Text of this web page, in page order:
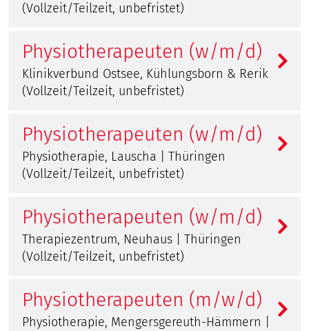
(Vollzeit/Teilzeit, unbefristet)
Physiotherapeuten (w/m/d)
Klinikverbund Ostsee, Kühlungsborn & Rerik
(Vollzeit/Teilzeit, unbefristet)
Physiotherapeuten (w/m/d)
Physiotherapie, Lauscha | Thüringen
(Vollzeit/Teilzeit, unbefristet)
Physiotherapeuten (w/m/d)
Therapiezentrum, Neuhaus | Thüringen
(Vollzeit/Teilzeit, unbefristet)
Physiotherapeuten (m/w/d)
Physiotherapie, Mengersgereuth-Hämmern |